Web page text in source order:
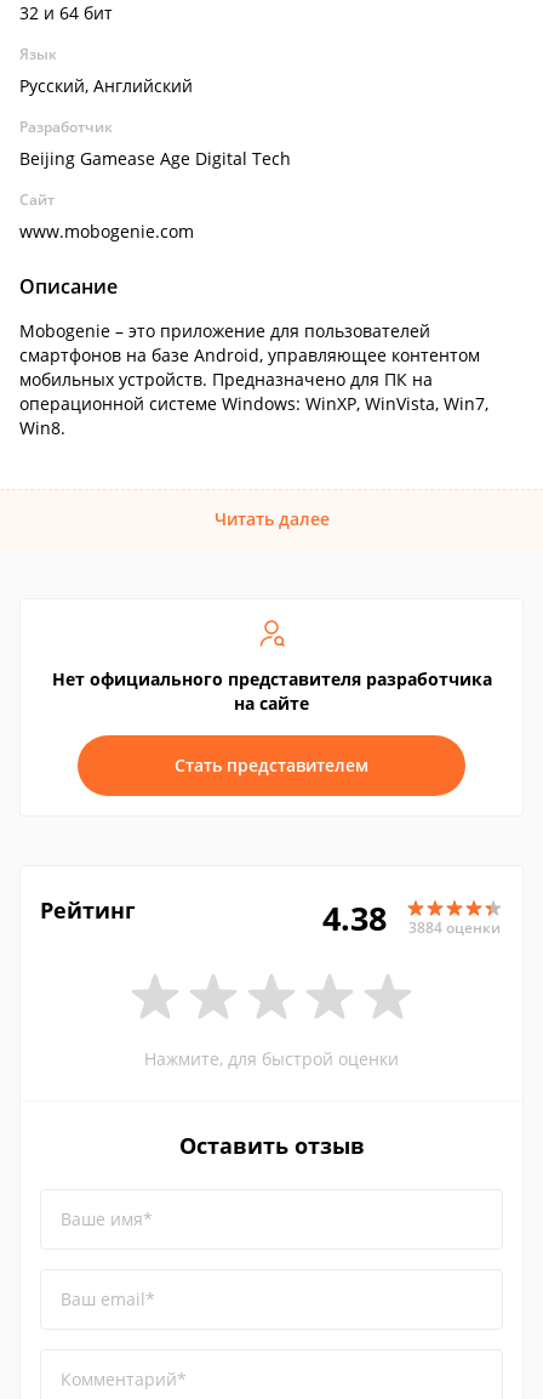
32 и 64 бит
Язык
Русский, Английский
Разработчик
Beijing Gamease Age Digital Tech
Сайт
www.mobogenie.com
Описание
Mobogenie – это приложение для пользователей
смартфонов на базе Android, управляющее контентом
мобильных устройств. Предназначено для ПК на
операционной системе Windows: WinXP, WinVista, Win7,
Win8.
Читать далее
Нет официального представителя разработчика
на сайте
Стать представителем
Рейтинг 4.38 3884 оценки
Нажмите, для быстрой оценки
Оставить отзыв
Ваше имя*
Ваш email*
Комментарий*